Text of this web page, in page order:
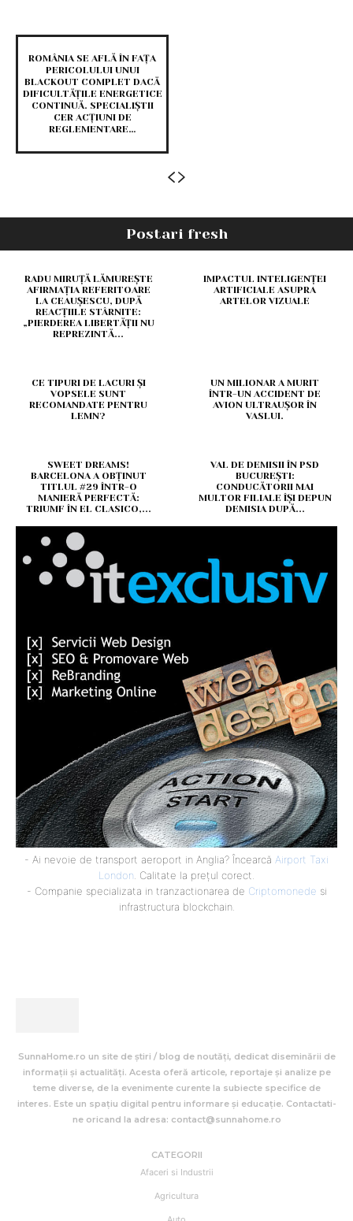
ROMÂNIA SE AFLĂ ÎN FAȚA
PERICOLULUI UNUI
BLACKOUT COMPLET DACĂ
DIFICULTĂȚILE ENERGETICE
CONTINUĂ. SPECIALIȘTII
CER ACȚIUNI DE
REGLEMENTARE…
Postari fresh
RADU MIRUȚĂ LĂMUREȘTE
AFIRMAȚIA REFERITOARE
LA CEAUȘESCU, DUPĂ
REACȚIILE STÂRNITE:
„PIERDEREA LIBERTĂȚII NU
REPREZINTĂ...
IMPACTUL INTELIGENȚEI
ARTIFICIALE ASUPRA
ARTELOR VIZUALE
CE TIPURI DE LACURI ȘI
VOPSELE SUNT
RECOMANDATE PENTRU
LEMN?
UN MILIONAR A MURIT
ÎNTR-UN ACCIDENT DE
AVION ULTRAUȘOR ÎN
VASLUI.
SWEET DREAMS!
BARCELONA A OBȚINUT
TITLUL #29 ÎNTR-O
MANIERĂ PERFECTĂ:
TRIUMF ÎN EL CLASICO,...
VAL DE DEMISII ÎN PSD
BUCUREȘTI:
CONDUCĂTORII MAI
MULTOR FILIALE ÎȘI DEPUN
DEMISIA DUPĂ...
- Ai nevoie de transport aeroport in Anglia? Încearcă Airport Taxi
London. Calitate la prețul corect.
- Companie specializata in tranzactionarea de Criptomonede si
infrastructura blockchain.
SunnaHome.ro un site de știri / blog de noutăți, dedicat diseminării de
informații și actualități. Acesta oferă articole, reportaje și analize pe
teme diverse, de la evenimente curente la subiecte specifice de
interes. Este un spațiu digital pentru informare și educație. Contactati-
ne oricand la adresa: contact@sunnahome.ro
CATEGORII
Afaceri si Industrii
Agricultura